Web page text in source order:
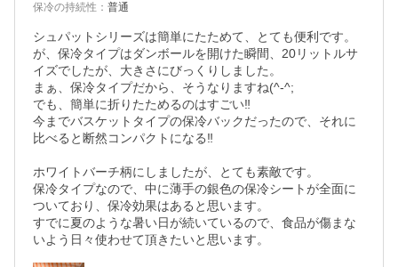
保冷の持続性 ： 普通
シュパットシリーズは簡単にたためて、とても便利です。
が、保冷タイプはダンボールを開けた瞬間、20リットルサ
イズでしたが、大きさにびっくりしました。
まぁ、保冷タイプだから、そうなりますね(^-^;
でも、簡単に折りたためるのはすごい‼︎
今までバスケットタイプの保冷バックだったので、それに
比べると断然コンパクトになる‼︎
ホワイトバーチ柄にしましたが、とても素敵です。
保冷タイプなので、中に薄手の銀色の保冷シートが全面に
ついており、保冷効果はあると思います。
すでに夏のような暑い日が続いているので、食品が傷まな